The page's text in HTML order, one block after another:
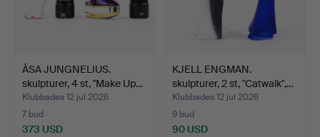
ÅSA JUNGNELIUS.
skulpturer, 4 st, "Make Up…
Klubbades 12 jul 2026
7 bud
373 USD
KJELL ENGMAN.
skulpturer, 2 st, "Catwalk",…
Klubbades 12 jul 2026
9 bud
90 USD